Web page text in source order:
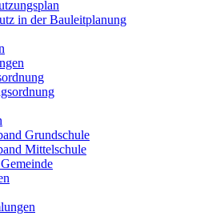
in der Bauleitplanung
Grundschule
Mittelschule